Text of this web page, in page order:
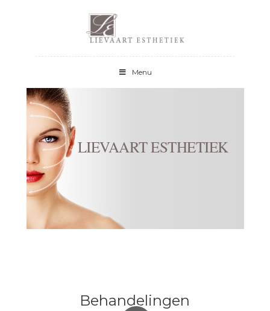
Menu
HOME
OVER LIEVAART
ESTHETIEK
BEHANDELINGEN
PEELINGS
PRODUCTEN
SKINCEUTICALS
CONTACT
LIEVAART ESTHETIEK
Behandelingen